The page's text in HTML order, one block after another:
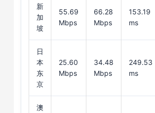
新
加
坡
55.69
Mbps
66.28
Mbps
153.19
ms
日
本
东
京
25.60
Mbps
34.48
Mbps
249.53
ms
澳